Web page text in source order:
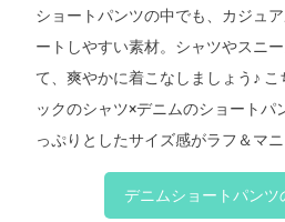
ショートパンツの中でも、カジュ
ートしやすい素材。シャツやスニ
て、爽やかに着こなしましょう♪
ックのシャツ×デニムのショートパ
っぷりとしたサイズ感がラフ＆マ
デニムショートパンツ